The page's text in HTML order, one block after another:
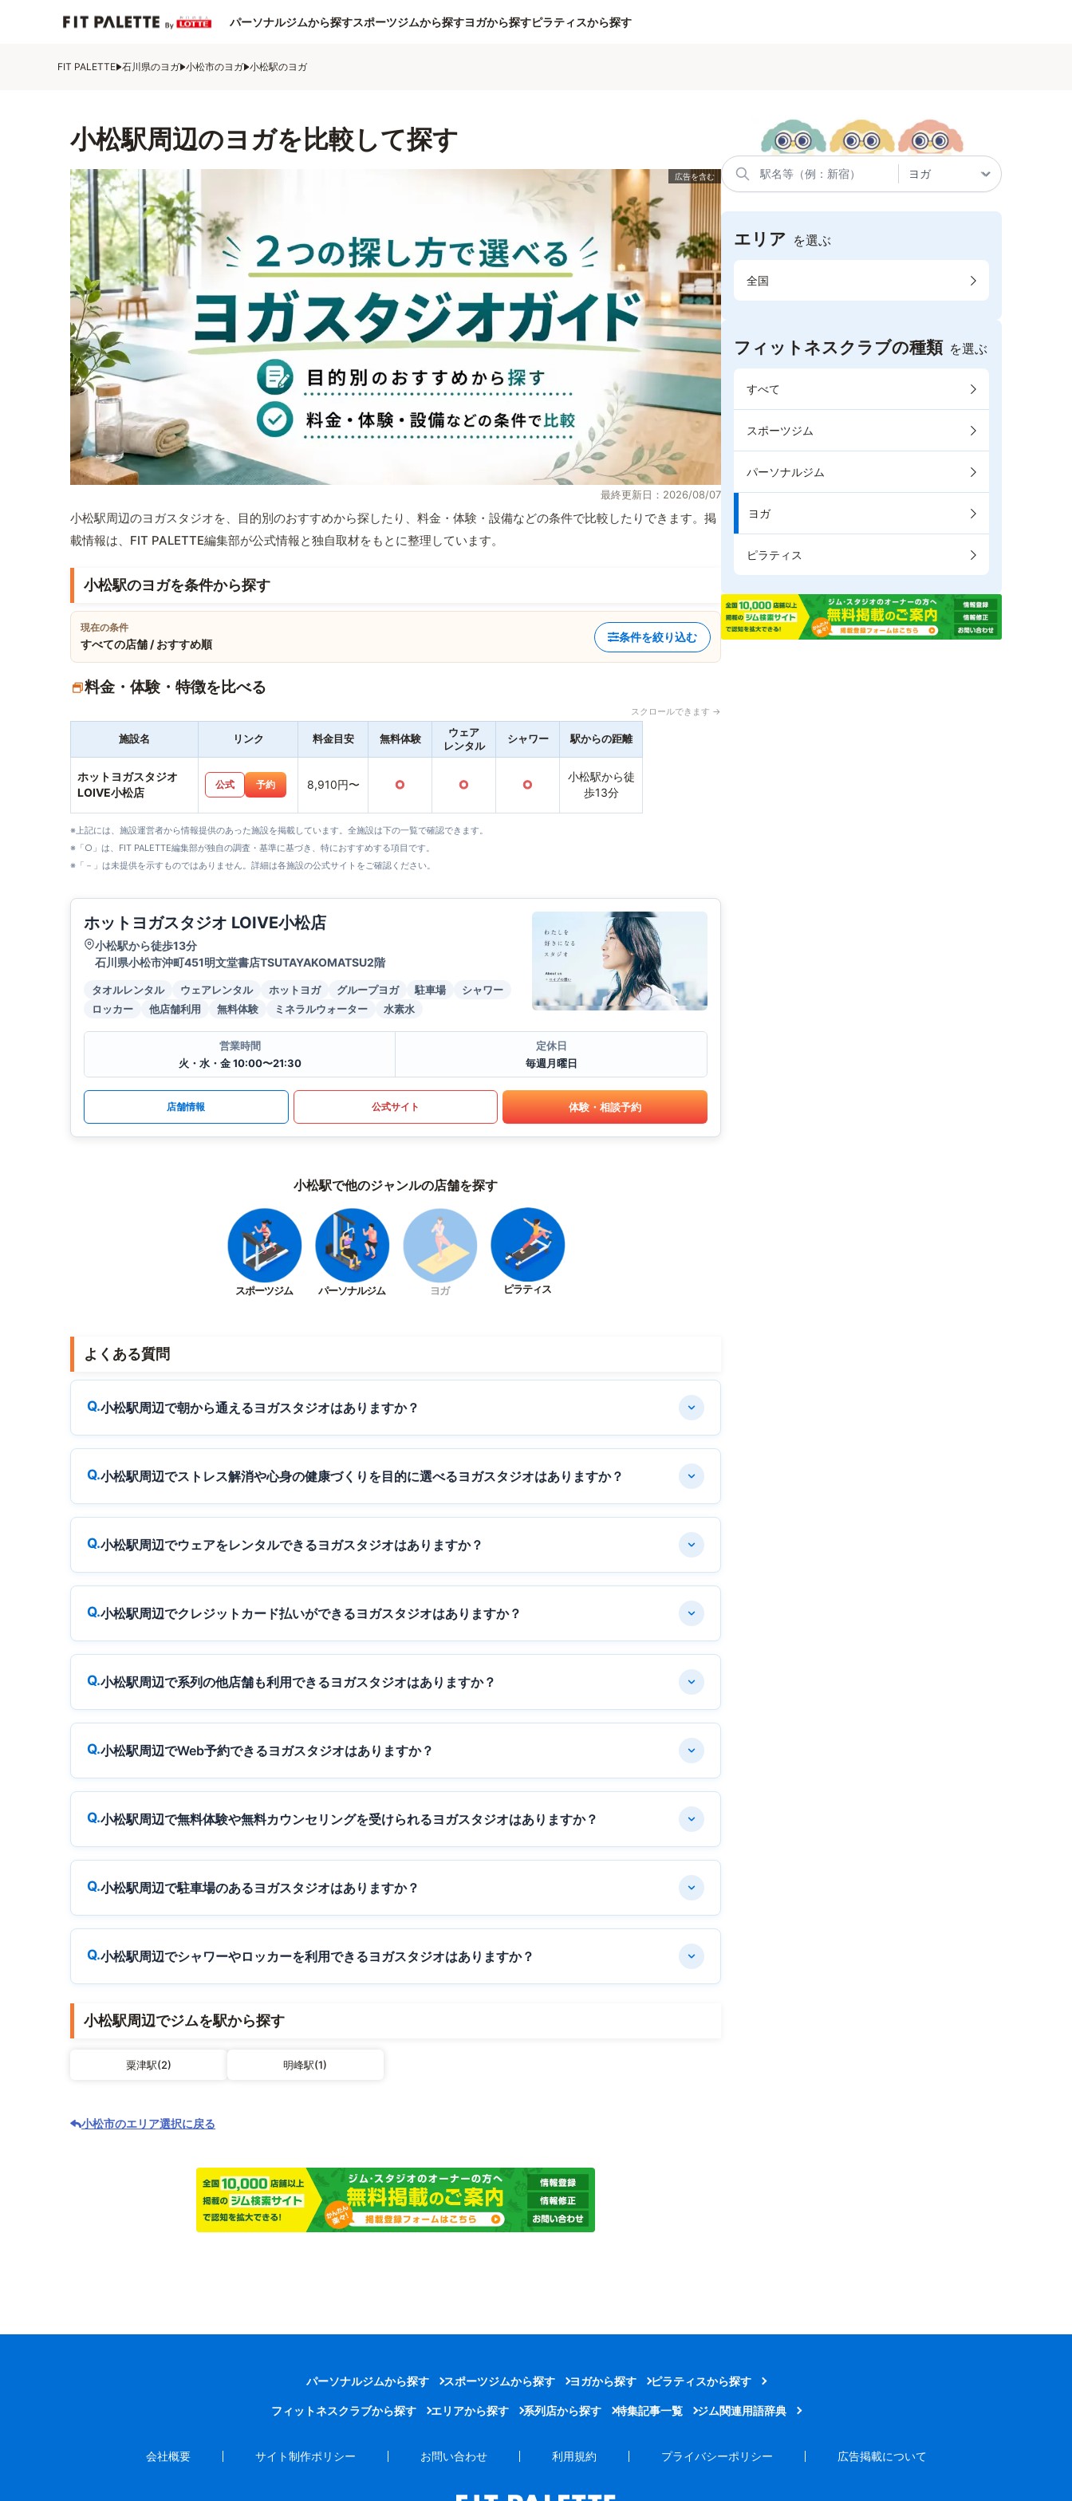
パーソナルジムから探すスポーツジムから探すヨガから探すピラティスから探す
FIT PALETTE 石川県のヨガ 小松市のヨガ 小松駅のヨガ
小松駅周辺のヨガを比較して探す
最終更新日：2026/08/07
小松駅周辺のヨガスタジオを、目的別のおすすめから探したり、料金・体験・設備などの条件で比較したりできます。掲
載情報は、FIT PALETTE編集部が公式情報と独自取材をもとに整理しています。
小松駅のヨガを条件から探す
現在の条件
すべての店舗 / おすすめ順
条件を絞り込む
料金・体験・特徴を比べる
スクロールできます →
施設名 リンク 料金目安 無料体験
ウェア
レンタル
シャワー 駅からの距離
ホットヨガスタジオ
LOIVE小松店
公式 予約 8,910円〜 ○ ○ ○
小松駅から徒
歩13分
※上記には、施設運営者から情報提供のあった施設を掲載しています。全施設は下の一覧で確認できます。
※「○」は、FIT PALETTE編集部が独自の調査・基準に基づき、特におすすめする項目です。
※「－」は未提供を示すものではありません。詳細は各施設の公式サイトをご確認ください。
ホットヨガスタジオ LOIVE小松店
小松駅から徒歩13分
石川県小松市沖町451明文堂書店TSUTAYAKOMATSU2階
タオルレンタル ウェアレンタル ホットヨガ グループヨガ 駐車場
シャワー
ロッカー
他店舗利用 無料体験 ミネラルウォーター 水素水
営業時間
火・水・金 10:00〜21:30
定休日
毎週月曜日
店舗情報 公式サイト 体験・相談予約
小松駅で他のジャンルの店舗を探す
スポーツジム パーソナルジム ヨガ ピラティス
よくある質問
小松駅周辺で朝から通えるヨガスタジオはありますか？
小松駅周辺でストレス解消や心身の健康づくりを目的に選べるヨガスタジオはありますか？
小松駅周辺でウェアをレンタルできるヨガスタジオはありますか？
小松駅周辺でクレジットカード払いができるヨガスタジオはありますか？
小松駅周辺で系列の他店舗も利用できるヨガスタジオはありますか？
小松駅周辺でWeb予約できるヨガスタジオはありますか？
小松駅周辺で無料体験や無料カウンセリングを受けられるヨガスタジオはありますか？
小松駅周辺で駐車場のあるヨガスタジオはありますか？
小松駅周辺でシャワーやロッカーを利用できるヨガスタジオはありますか？
小松駅周辺でジムを駅から探す
粟津駅(2) 明峰駅(1)
小松市のエリア選択に戻る
エリア を選ぶ
全国
フィットネスクラブの種類 を選ぶ
すべて
スポーツジム
パーソナルジム
ヨガ
ピラティス
パーソナルジムから探す スポーツジムから探す ヨガから探す ピラティスから探す
フィットネスクラブから探す エリアから探す 系列店から探す 特集記事一覧 ジム関連用語辞典
会社概要 サイト制作ポリシー お問い合わせ 利用規約 プライバシーポリシー 広告掲載について